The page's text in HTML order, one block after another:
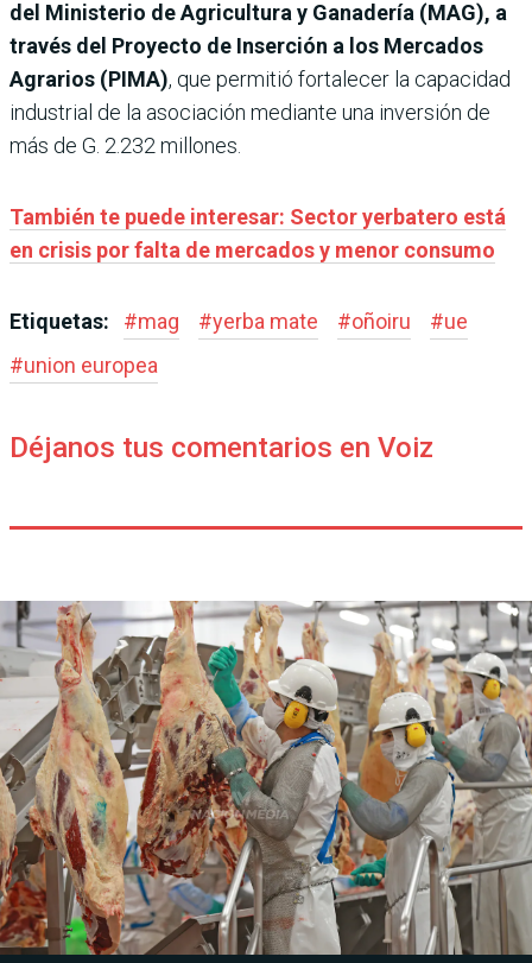
del Ministerio de Agricultura y Ganadería (MAG), a
través del Proyecto de Inserción a los Mercados
Agrarios (PIMA), que permitió fortalecer la capacidad
industrial de la asociación mediante una inversión de
más de G. 2.232 millones.
También te puede interesar: Sector yerbatero está
en crisis por falta de mercados y menor consumo
Etiquetas: #mag #yerba mate #oñoiru #ue
#union europea
Déjanos tus comentarios en Voiz